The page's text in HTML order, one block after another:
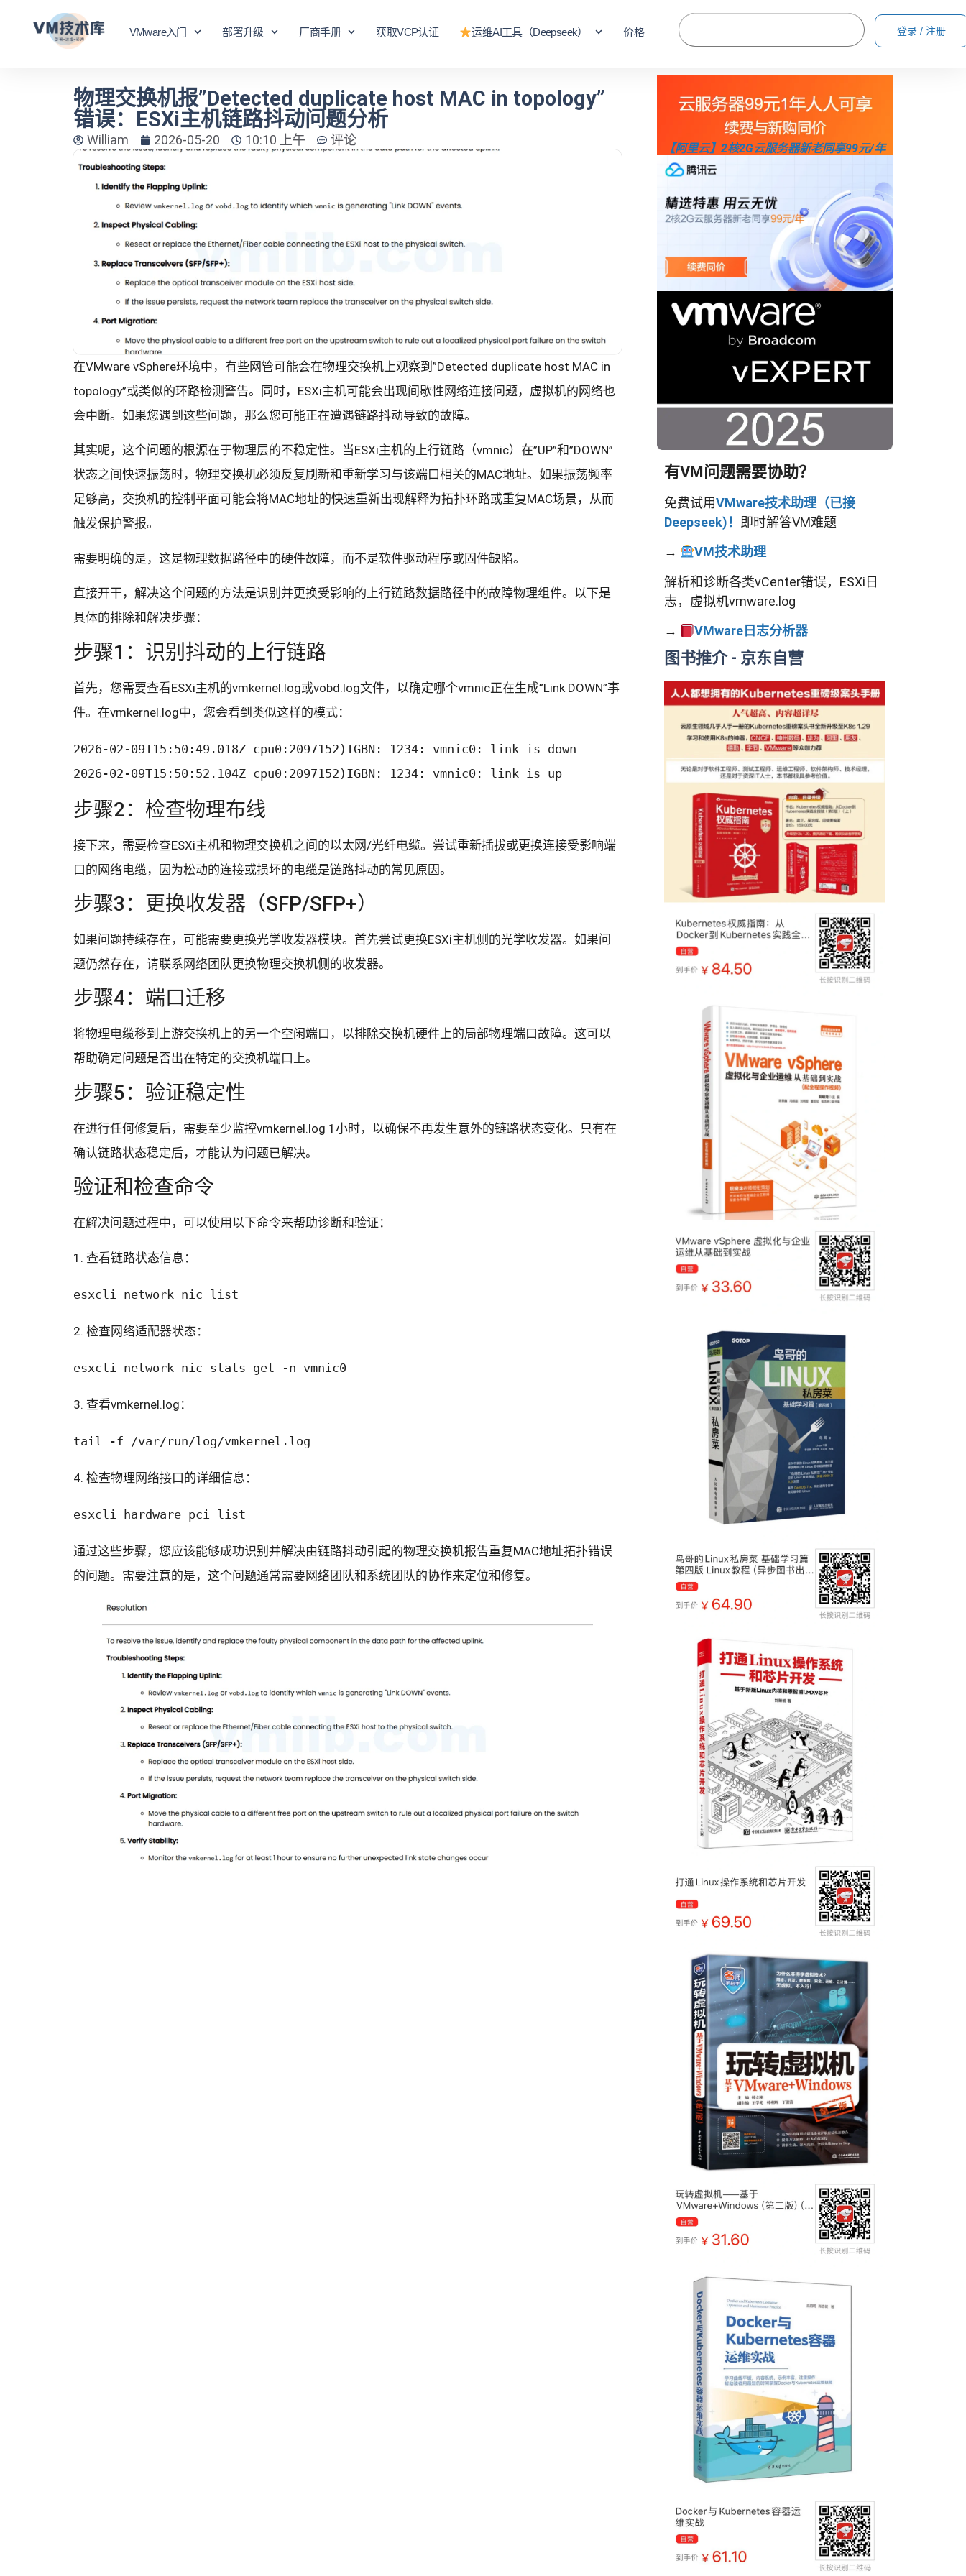
VMware入门 部署升级 厂商手册 获取VCP认证 运维AI工具（Deepseek） 价格 登录 / 注册
物理交换机报”Detected duplicate host MAC in topology”
错误：ESXi主机链路抖动问题分析
William 2026-05-20 10:10 上午 评论
在VMware vSphere环境中，有些网管可能会在物理交换机上观察到”Detected duplicate host MAC in
topology”或类似的环路检测警告。同时，ESXi主机可能会出现间歇性网络连接问题，虚拟机的网络也
会中断。如果您遇到这些问题，那么您可能正在遭遇链路抖动导致的故障。
其实呢，这个问题的根源在于物理层的不稳定性。当ESXi主机的上行链路（vmnic）在”UP”和”DOWN”
状态之间快速振荡时，物理交换机必须反复刷新和重新学习与该端口相关的MAC地址。如果振荡频率
足够高，交换机的控制平面可能会将MAC地址的快速重新出现解释为拓扑环路或重复MAC场景，从而
触发保护警报。
需要明确的是，这是物理数据路径中的硬件故障，而不是软件驱动程序或固件缺陷。
直接开干，解决这个问题的方法是识别并更换受影响的上行链路数据路径中的故障物理组件。以下是
具体的排除和解决步骤：
步骤1：识别抖动的上行链路
首先，您需要查看ESXi主机的vmkernel.log或vobd.log文件，以确定哪个vmnic正在生成”Link DOWN”事
件。在vmkernel.log中，您会看到类似这样的模式：
2026-02-09T15:50:49.018Z cpu0:2097152)IGBN: 1234: vmnic0: link is down
2026-02-09T15:50:52.104Z cpu0:2097152)IGBN: 1234: vmnic0: link is up
步骤2：检查物理布线
接下来，需要检查ESXi主机和物理交换机之间的以太网/光纤电缆。尝试重新插拔或更换连接受影响端
口的网络电缆，因为松动的连接或损坏的电缆是链路抖动的常见原因。
步骤3：更换收发器（SFP/SFP+）
如果问题持续存在，可能需要更换光学收发器模块。首先尝试更换ESXi主机侧的光学收发器。如果问
题仍然存在，请联系网络团队更换物理交换机侧的收发器。
步骤4：端口迁移
将物理电缆移到上游交换机上的另一个空闲端口，以排除交换机硬件上的局部物理端口故障。这可以
帮助确定问题是否出在特定的交换机端口上。
步骤5：验证稳定性
在进行任何修复后，需要至少监控vmkernel.log 1小时，以确保不再发生意外的链路状态变化。只有在
确认链路状态稳定后，才能认为问题已解决。
验证和检查命令
在解决问题过程中，可以使用以下命令来帮助诊断和验证：
1. 查看链路状态信息：
esxcli network nic list
2. 检查网络适配器状态：
esxcli network nic stats get -n vmnic0
3. 查看vmkernel.log：
tail -f /var/run/log/vmkernel.log
4. 检查物理网络接口的详细信息：
esxcli hardware pci list
通过这些步骤，您应该能够成功识别并解决由链路抖动引起的物理交换机报告重复MAC地址拓扑错误
的问题。需要注意的是，这个问题通常需要网络团队和系统团队的协作来定位和修复。
【阿里云】2核2G云服务器新老同享99元/年
有VM问题需要协助？
免费试用VMware技术助理（已接
Deepseek)！
即时解答VM难题
→
VM技术助理
解析和诊断各类vCenter错误，ESXi日
志，虚拟机vmware.log
→
VMware日志分析器
图书推介 - 京东自营